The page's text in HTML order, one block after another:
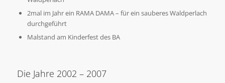
2mal im Jahr ein RAMA DAMA – für ein sauberes Waldperlach
durchgeführt
Malstand am Kinderfest des BA
Die Jahre 2002 – 2007